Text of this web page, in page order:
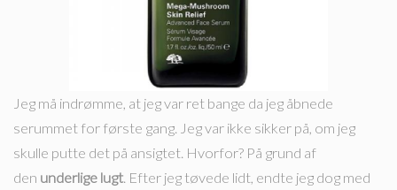
Jeg må indrømme, at jeg var ret bange da jeg åbnede
serummet for første gang. Jeg var ikke sikker på, om jeg
skulle putte det på ansigtet. Hvorfor? På grund af
den underlige lugt. Efter jeg tøvede lidt, endte jeg dog med